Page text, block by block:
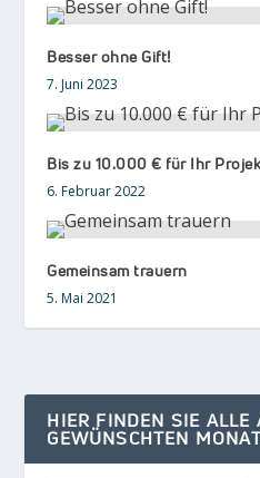
Besser ohne Gift!
7. Juni 2023
Bis zu 10.000 € für Ihr
6. Februar 2022
Gemeinsam trauern
5. Mai 2021
HIER FINDEN SIE ALLE
GEWÜNSCHTEN